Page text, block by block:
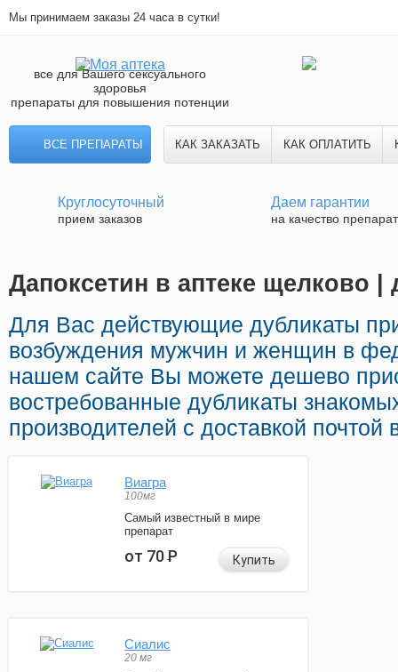
Мы принимаем заказы 24 часа в сутки!
все для Вашего сексуального
здоровья
препараты для повышения потенции
ВСЕ ПРЕПАРАТЫ КАК ЗАКАЗАТЬ КАК ОПЛАТИТЬ
Круглосуточный
прием заказов
Даем гарантии
на качество
Дапоксетин в аптеке щелково |
Для Вас действующие дубликаты
возбуждения мужчин и женщин в
нашем сайте Вы можете дешево
востребованные дубликаты
производителей с доставкой почтой
Виагра
100мг
Самый известный в мире
препарат
от 70Р Купить
Сиалис
20 мг